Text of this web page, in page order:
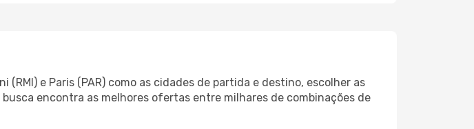
e Paris (PAR) como as cidades de partida e destino, escolher as
encontra as melhores ofertas entre milhares de combinações de